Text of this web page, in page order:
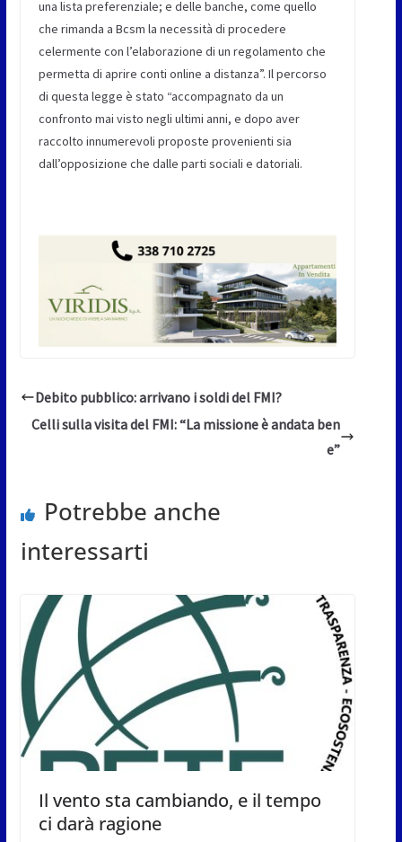
una lista preferenziale; e delle banche, come quello
che rimanda a Bcsm la necessità di procedere
celermente con l’elaborazione di un regolamento che
permetta di aprire conti online a distanza”. Il percorso
di questa legge è stato “accompagnato da un
confronto mai visto negli ultimi anni, e dopo aver
raccolto innumerevoli proposte provenienti sia
dall’opposizione che dalle parti sociali e datoriali.
Debito pubblico: arrivano i soldi del FMI?
Celli sulla visita del FMI: “La missione è andata ben
e”
Potrebbe anche
interessarti
Il vento sta cambiando, e il tempo
ci darà ragione